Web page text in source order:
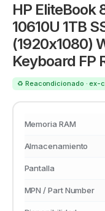
ACER
HP EliteBook
10610U 1TB
(1920x1080)
Keyboard FP
♻️ Reacondicionado · ex-
Memoria RAM
Almacenamiento
Pantalla
MPN / Part Number